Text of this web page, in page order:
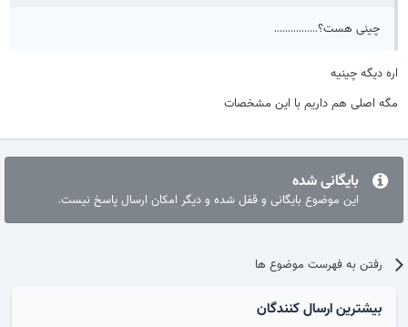
چینی هست؟................
اره دیگه چینیه
مگه اصلی هم داریم با این مشخصات
بایگانی شده
این موضوع بایگانی و قفل شده و دیگر امکان ارسال پاسخ نیست.
رفتن به فهرست موضوع ها
بیشترین ارسال کنندگان